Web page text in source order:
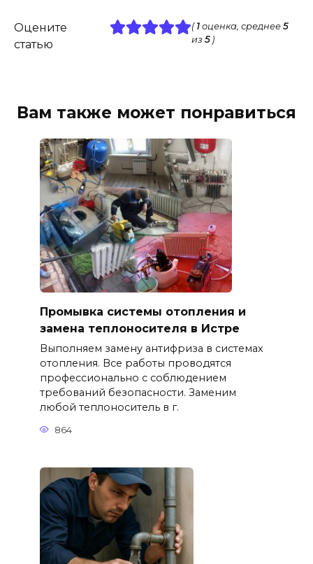
Оцените
статью
( 1оценка, среднее 5
из 5)
Вам также может понравиться
Промывка системы отопления и
замена теплоносителя в Истре
Выполняем замену антифриза в системах
отопления. Все работы проводятся
профессионально с соблюдением
требований безопасности. Заменим
любой теплоноситель в г.
864